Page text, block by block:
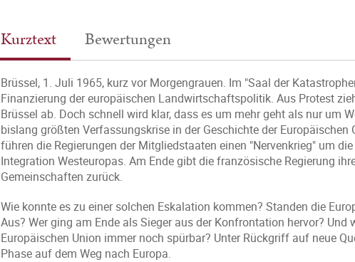
Kurztext Bewertungen
Brüssel, 1. Juli 1965, kurz vor Morgengrauen. Im "Saal der
Finanzierung der europäischen Landwirtschaftspolitik. Aus Protest
Brüssel ab. Doch schnell wird klar, dass es um mehr geht als nur um
bislang größten Verfassungskrise in der Geschichte der
führen die Regierungen der Mitgliedstaaten einen "Nervenkrieg" um
Integration Westeuropas. Am Ende gibt die französische Regierung
Gemeinschaften zurück.
Wie konnte es zu einer solchen Eskalation kommen? Standen die
Aus? Wer ging am Ende als Sieger aus der Konfrontation hervor?
Europäischen Union immer noch spürbar? Unter Rückgriff auf neue
Phase auf dem Weg nach Europa.